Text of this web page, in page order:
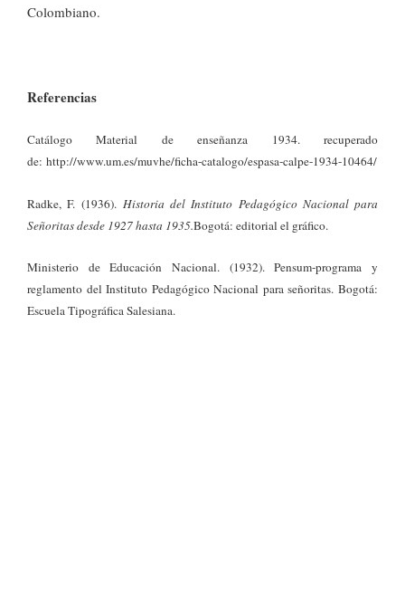
Colombiano.
Referencias
Catálogo Material de enseñanza 1934. recuperado
de: http://www.um.es/muvhe/ficha-catalogo/espasa-calpe-1934-10464/
Radke, F. (1936). Historia del Instituto Pedagógico Nacional para
Señoritas desde 1927 hasta 1935.Bogotá: editorial el gráfico.
Ministerio de Educación Nacional. (1932). Pensum-programa y
reglamento del Instituto Pedagógico Nacional para señoritas. Bogotá:
Escuela Tipográfica Salesiana.